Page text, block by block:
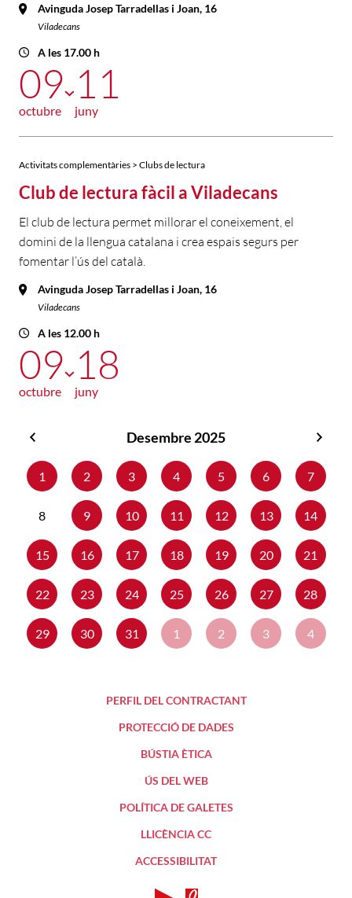
Avinguda Josep Tarradellas i Joan, 16
Viladecans
A les 17.00 h
09
octubre
11
juny
Activitats complementàries > Clubs de lectura
Club de lectura fàcil a Viladecans
El club de lectura permet millorar el coneixement, el
domini de la llengua catalana i crea espais segurs per
fomentar l’ús del català.
Avinguda Josep Tarradellas i Joan, 16
Viladecans
A les 12.00 h
09
octubre
18
juny
2025
Desembre 2025
1
2 3 4 5 6 7
8 9 10 11 12 13 14
15 16 17 18 19 20 21
22 23 24 25 26 27 28
29 30 31 1 2 3 4
PERFIL DEL CONTRACTANT
PROTECCIÓ DE DADES
BÚSTIA ÈTICA
ÚS DEL WEB
POLÍTICA DE GALETES
LLICÈNCIA CC
ACCESSIBILITAT